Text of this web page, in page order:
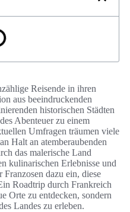
Reisende in ihren
aus beeindruckenden
historischen Städten
Abenteuer zu einem
Umfragen träumen viele
Halt an atemberaubenden
das malerische Land
kulinarischen Erlebnisse und
dazu ein, diese
Roadtrip durch Frankreich
Orte zu entdecken, sondern
Landes zu erleben.